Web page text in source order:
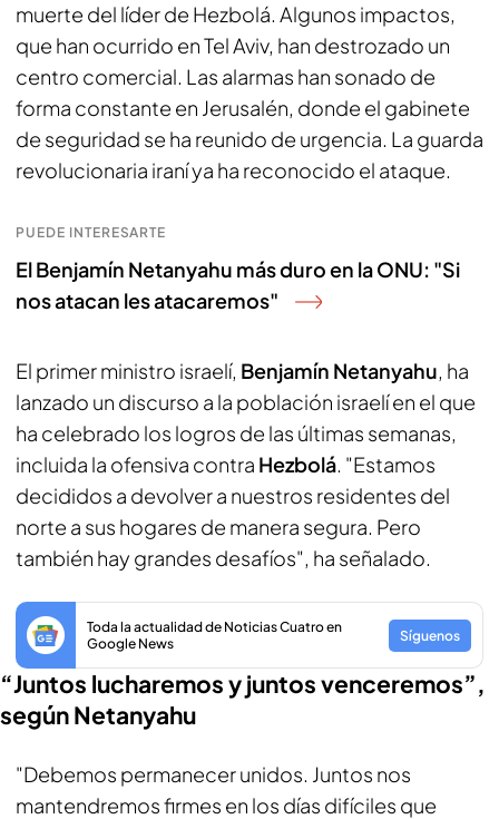
muerte del líder de Hezbolá. Algunos impactos,
que han ocurrido en Tel Aviv, han destrozado un
centro comercial. Las alarmas han sonado de
forma constante en Jerusalén, donde el gabinete
de seguridad se ha reunido de urgencia. La guarda
revolucionaria iraní ya ha reconocido el ataque.
PUEDE INTERESARTE
El Benjamín Netanyahu más duro en la ONU: "Si
nos atacan les atacaremos"
El primer ministro israelí, Benjamín Netanyahu, ha
lanzado un discurso a la población israelí en el que
ha celebrado los logros de las últimas semanas,
incluida la ofensiva contra Hezbolá. "Estamos
decididos a devolver a nuestros residentes del
norte a sus hogares de manera segura. Pero
también hay grandes desafíos", ha señalado.
Toda la actualidad de Noticias Cuatro en
Google News
Síguenos
“Juntos lucharemos y juntos venceremos”,
según Netanyahu
"Debemos permanecer unidos. Juntos nos
mantendremos firmes en los días difíciles que